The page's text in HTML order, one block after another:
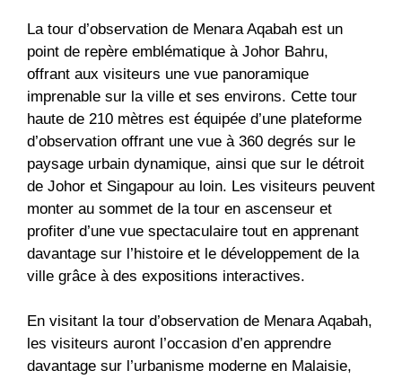
La tour d’observation de Menara Aqabah est un
point de repère emblématique à Johor Bahru,
offrant aux visiteurs une vue panoramique
imprenable sur la ville et ses environs. Cette tour
haute de 210 mètres est équipée d’une plateforme
d’observation offrant une vue à 360 degrés sur le
paysage urbain dynamique, ainsi que sur le détroit
de Johor et Singapour au loin. Les visiteurs peuvent
monter au sommet de la tour en ascenseur et
profiter d’une vue spectaculaire tout en apprenant
davantage sur l’histoire et le développement de la
ville grâce à des expositions interactives.
En visitant la tour d’observation de Menara Aqabah,
les visiteurs auront l’occasion d’en apprendre
davantage sur l’urbanisme moderne en Malaisie,